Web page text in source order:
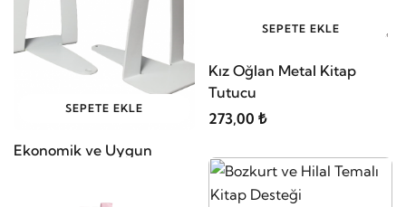
SEPETE EKLE
Ekonomik ve Uygun
SEPETE EKLE
Kız Oğlan Metal Kitap
Tutucu
273,00 ₺